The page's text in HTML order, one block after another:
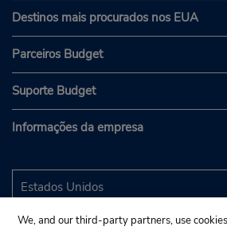
Destinos mais procurados nos EUA
Parceiros Budget
Suporte Budget
Informações da empresa
We, and our third-party partners, use